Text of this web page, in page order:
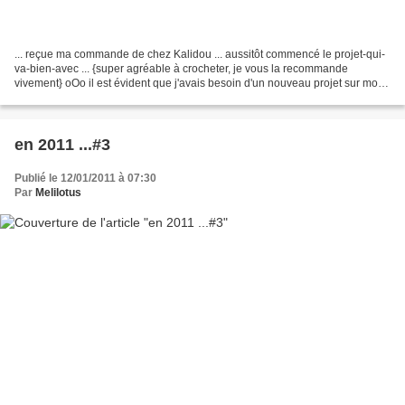
... reçue ma commande de chez Kalidou ... aussitôt commencé le projet-qui-
va-bien-avec ... {super agréable à crocheter, je vous la recommande
vivement} oOo il est évident que j'avais besoin d'un nouveau projet sur mon
en 2011 ...#3
Publié le 12/01/2011 à 07:30
Par Melilotus